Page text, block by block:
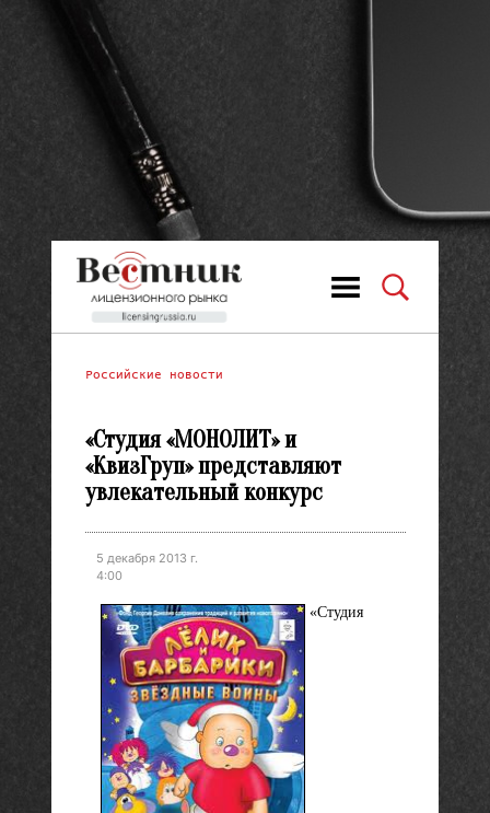
Российские новости
«Студия «МОНОЛИТ» и
«КвизГруп» представляют
увлекательный конкурс
5 декабря 2013 г.
4:00
«Студия